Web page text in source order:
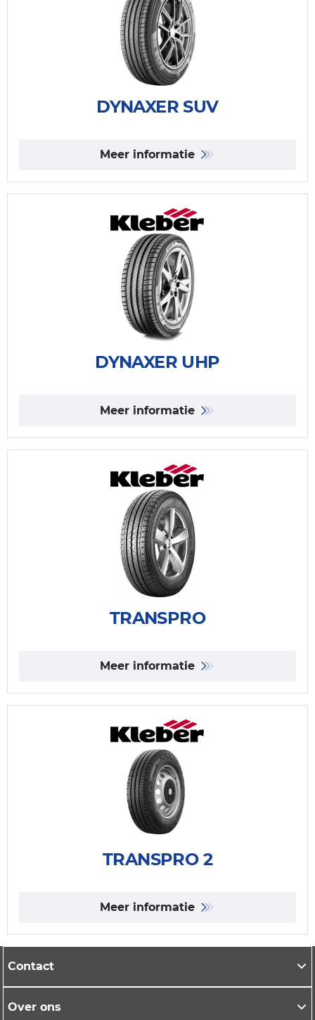
DYNAXER SUV
Meer informatie
DYNAXER UHP
Meer informatie
TRANSPRO
Meer informatie
TRANSPRO 2
Meer informatie
Contact
Over ons